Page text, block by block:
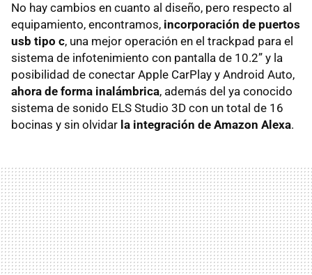
No hay cambios en cuanto al diseño, pero respecto al
equipamiento, encontramos, incorporación de puertos
usb tipo c, una mejor operación en el trackpad para el
sistema de infotenimiento con pantalla de 10.2” y la
posibilidad de conectar Apple CarPlay y Android Auto,
ahora de forma inalámbrica, además del ya conocido
sistema de sonido ELS Studio 3D con un total de 16
bocinas y sin olvidar la integración de Amazon Alexa.